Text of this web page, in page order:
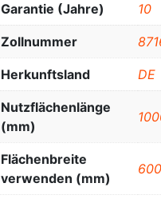
Garantie (Jahre) 10
Zollnummer
Herkunftsland DE
Nutzflächenlänge
(mm)
Flächenbreite
verwenden (mm)
600